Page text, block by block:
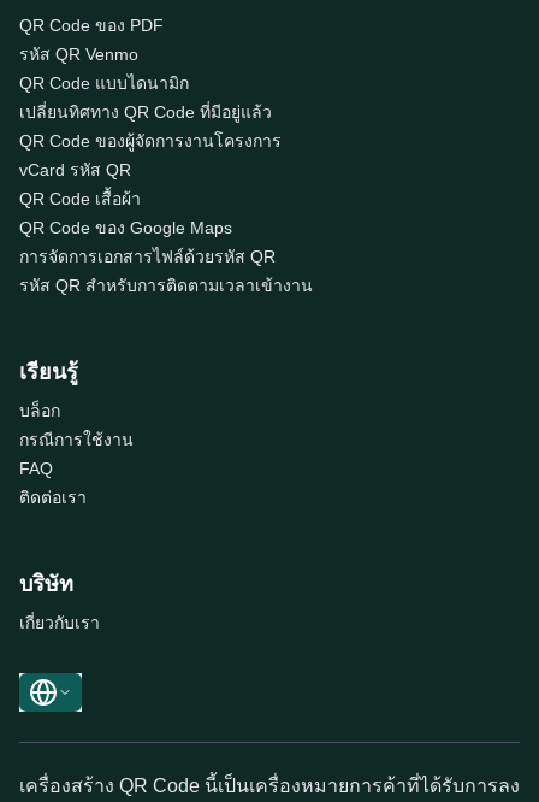
QR Code ของ PDF
รหัส QR Venmo
QR Code แบบไดนามิก
เปลี่ยนทิศทาง QR Code ที่มีอยู่แล้ว
QR Code ของผู้จัดการงานโครงการ
vCard รหัส QR
QR Code เสื้อผ้า
QR Code ของ Google Maps
การจัดการเอกสารไฟล์ด้วยรหัส QR
รหัส QR สำหรับการติดตามเวลาเข้างาน
เรียนรู้
บล็อก
กรณีการใช้งาน
FAQ
ติดต่อเรา
บริษัท
เกี่ยวกับเรา
เครื่องสร้าง QR Code นี้เป็นเครื่องหมายการค้าที่ได้รับการลง